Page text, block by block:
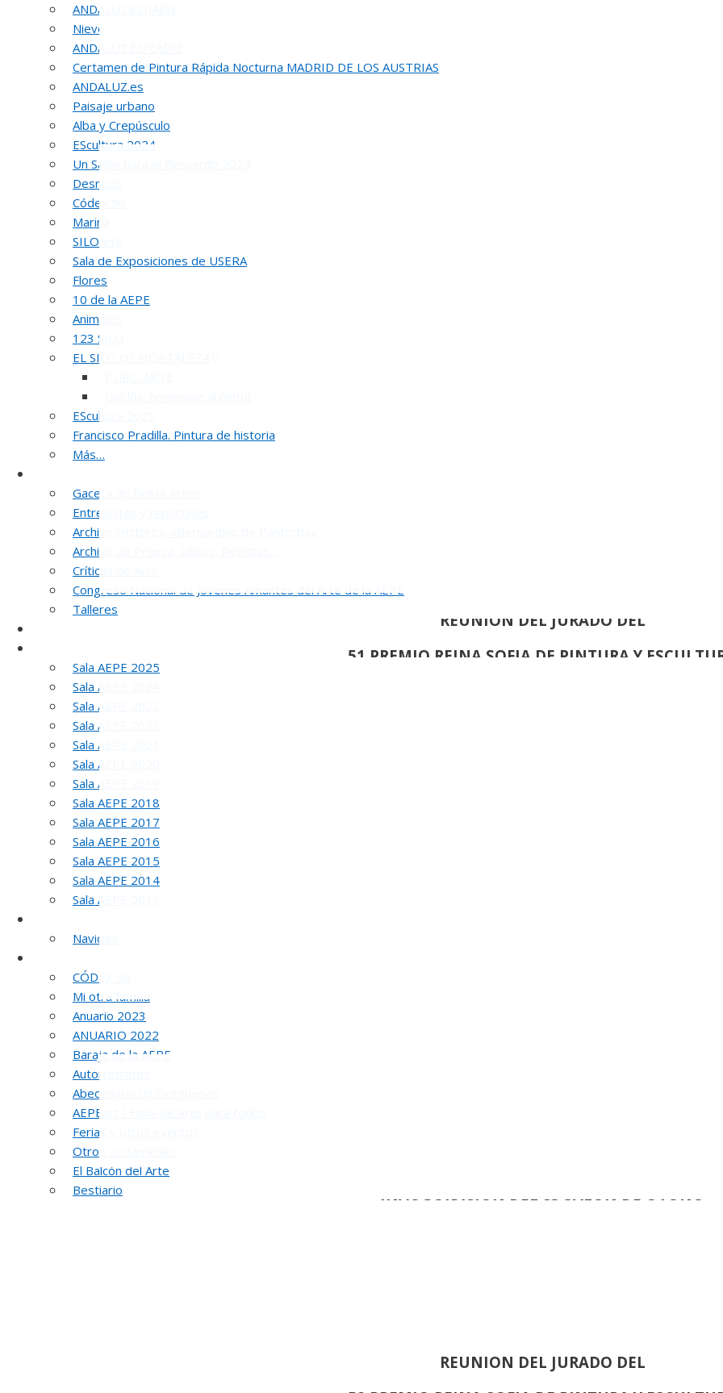
ANDALUZ.ES/JAÉN
Nieve
ANDALUZ.ES/CÁDIZ
Certamen de Pintura Rápida Nocturna MADRID DE LOS AUSTRIAS
ANDALUZ.es
Paisaje urbano
Alba y Crepúsculo
EScultura 2024
Un Salón para el Recuerdo 2024
Desnudo
Códex 90
Marina
SILOarte
Sala de Exposiciones de USERA
Flores
10 de la AEPE
Animales
123 SILO
EL SILO DE HORTALEZA
EScultura 2021
Francisco Pradilla. Pintura de historia
Más…
Gaceta de Bellas Artes
Entrevistas y reportajes
Archivo Histórico «Bernardino de Pantorba»
Archivo de Prensa, Libros, Revistas…
Críticas de Arte
Congreso Nacional de Jóvenes Amantes del Arte de la AEPE
Talleres
Sala AEPE 2025
Sala AEPE 2024
Sala AEPE 2023
Sala AEPE 2022
Sala AEPE 2021
Sala AEPE 2020
Sala AEPE 2019
Sala AEPE 2018
Sala AEPE 2017
Sala AEPE 2016
Sala AEPE 2015
Sala AEPE 2014
Sala AEPE 2013
Navidad
CÓDEX 90
Mi otra familia
Anuario 2023
ANUARIO 2022
Baraja de la AEPE
Autorretratos
Abecedario de Greguerías
AEPEart I Feria de Arte para todos
Ferias y otros eventos
Otros certámenes
El Balcón del Arte
Bestiario
REUNION DEL JURADO DEL
51 PREMIO REINA SOFIA DE PINTURA Y
REUNION DEL JURADO DEL